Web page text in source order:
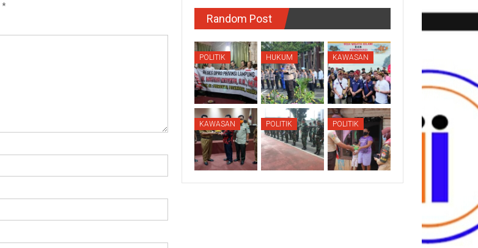
*
Random Post
POLITIK HUKUM KAWASAN
KAWASAN POLITIK POLITIK